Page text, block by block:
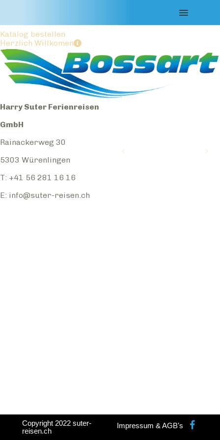
Harry Suter Ferienreisen
GmbH
Rainackerweg 30
5303 Würenlingen
T: +41 56 281 16 16
E: info@suter-reisen.ch
Katalog bestellen
Herzlich Willkomen
Copyright 2022 suter-
reisen.ch
Impressum & AGB's